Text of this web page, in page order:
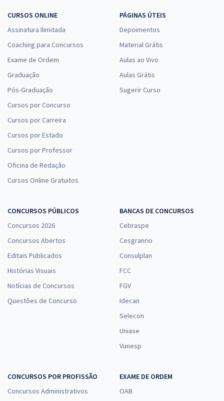
CURSOS ONLINE
Assinatura Ilimitada
Coaching para Concursos
Exame de Ordem
Graduação
Pós-Graduação
Cursos por Concurso
Cursos por Carreira
Cursos por Estado
Cursos por Professor
Oficina de Redação
Cursos Online Gratuitos
PÁGINAS ÚTEIS
Depoimentos
Material Grátis
Aulas ao Vivo
Aulas Grátis
Sugerir Curso
CONCURSOS PÚBLICOS
Concursos 2026
Concursos Abertos
Editais Publicados
Histórias Visuais
Notícias de Concursos
Questões de Concurso
BANCAS DE CONCURSOS
Cebraspe
Cesgranrio
Consulplan
FCC
FGV
Idecan
Selecon
Uniase
Vunesp
CONCURSOS POR PROFISSÃO
Concursos Administrativos
EXAME DE ORDEM
OAB